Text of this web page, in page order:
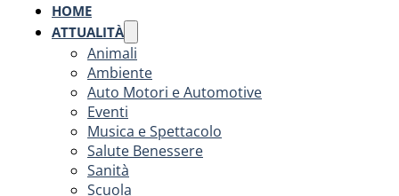
HOME
ATTUALITÀ
Animali
Ambiente
Auto Motori e Automotive
Eventi
Musica e Spettacolo
Salute Benessere
Sanità
Scuola